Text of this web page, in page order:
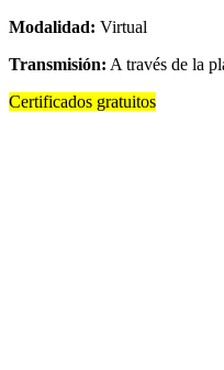
Modalidad: Virtual
Transmisión: A través de la
Certificados gratuitos